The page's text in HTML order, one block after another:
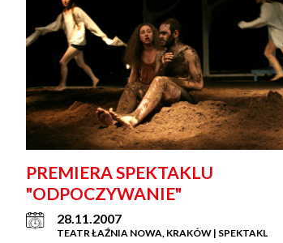
PREMIERA SPEKTAKLU
"ODPOCZYWANIE"
28.11.2007
TEATR ŁAŹNIA NOWA, KRAKÓW | SPEKTAKL